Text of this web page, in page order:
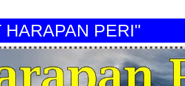
PERI"